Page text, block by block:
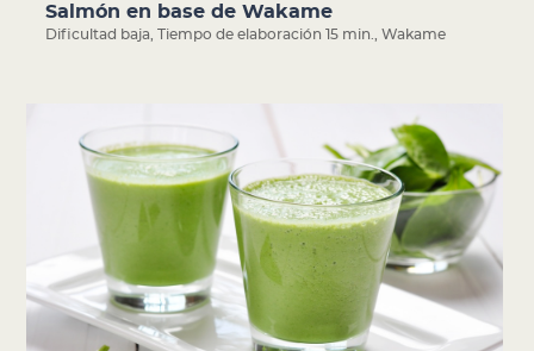
Salmón en base de Wakame
Dificultad baja ,Tiempo de elaboración 15 min. ,Wakame